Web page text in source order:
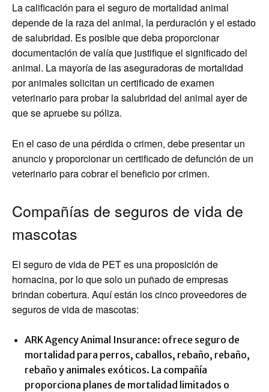
La calificación para el seguro de mortalidad animal
depende de la raza del animal, la perduración y el estado
de salubridad. Es posible que deba proporcionar
documentación de valía que justifique el significado del
animal. La mayoría de las aseguradoras de mortalidad
por animales solicitan un certificado de examen
veterinario para probar la salubridad del animal ayer de
que se apruebe su póliza.
En el caso de una pérdida o crimen, debe presentar un
anuncio y proporcionar un certificado de defunción de un
veterinario para cobrar el beneficio por crimen.
Compañías de seguros de vida de
mascotas
El seguro de vida de PET es una proposición de
hornacina, por lo que solo un puñado de empresas
brindan cobertura. Aquí están los cinco proveedores de
seguros de vida de mascotas:
ARK Agency Animal Insurance: ofrece seguro de
mortalidad para perros, caballos, rebaño, rebaño,
rebaño y animales exóticos. La compañía
proporciona planes de mortalidad limitados o